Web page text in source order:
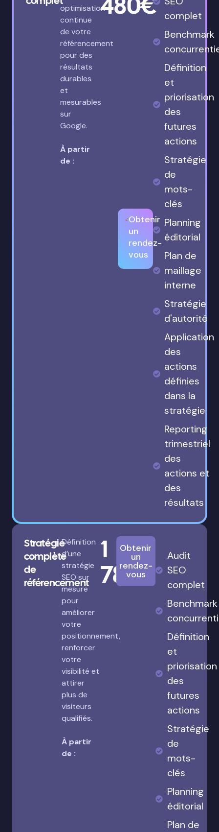
optimisation
continue
de votre
référencement
pour des
résultats
durables
et
mesurables
sur
Google.
À partir
de :
Obtenir
un
rendez-
vous
complet
Benchmark
Définition
et
priorisation
des
futures
actions
Stratégie
de
mots-
clés
Planning
éditorial
Plan de
maillage
interne
Stratégie
d'autorité
Application
des
actions
définies
dans la
stratégie
Reporting
trimestriel
des
actions et
des
résultats
Stratégie
complète
de
référencement
Définition
d’une
stratégie
SEO sur
mesure
pour
améliorer
votre
positionnement,
renforcer
votre
visibilité et
attirer
plus de
visiteurs
qualifiés.
À partir
de :
1
780€
Obtenir
un
rendez-
vous
Audit
SEO
complet
Benchmark
Définition
et
priorisation
des
futures
actions
Stratégie
de
mots-
clés
Planning
éditorial
Plan de